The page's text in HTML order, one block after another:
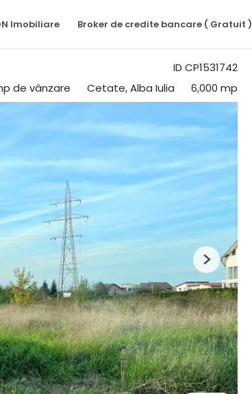
Imobiliare Broker de credite bancare ( Gratuit )
ID CP1531742
de vânzare Cetate, Alba Iulia 6,000 mp
Next